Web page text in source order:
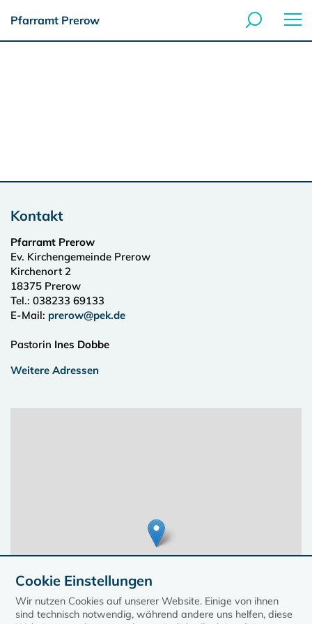
Pfarramt Prerow
Kontakt
Pfarramt Prerow
Ev. Kirchengemeinde Prerow
Kirchenort 2
18375 Prerow
Tel.: 038233 69133
E-Mail: prerow@pek.de
Pastorin Ines Dobbe
Weitere Adressen
Cookie Einstellungen
Wir nutzen Cookies auf unserer Website. Einige von ihnen
sind technisch notwendig, während andere uns helfen, diese